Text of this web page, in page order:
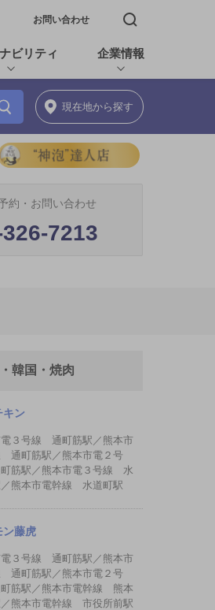
く お問い合わせ 検索窓を開く
ビリティ 企業情報
現在地から探す
約・お問い合わせ
7213
韓国・焼肉
キン
電３号線 通町筋駅／熊本市
通町筋駅／熊本市電２号
筋駅／熊本市電３号線 水
／熊本市電幹線 水道町駅
ン藤虎
電３号線 通町筋駅／熊本市
通町筋駅／熊本市電２号
筋駅／熊本市電幹線 熊本
熊本市電幹線 市役所前駅